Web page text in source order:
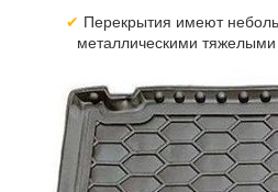
Перекрытия имеют
металлическими тяжелыми